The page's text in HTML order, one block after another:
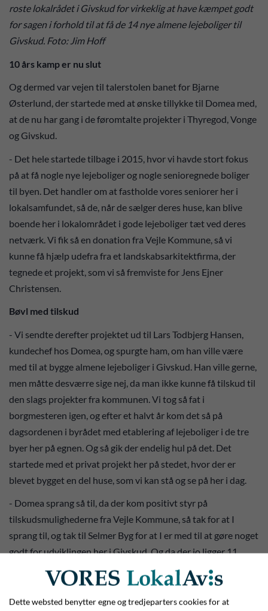
roste lokalrådet i Givskud for virkeklig at have kæmpet godt
for sagen i forhold til at få de 14 nye almene lejeboliger til
Givskud. Foto: Jim Hoff
10 års kamp er nu slut
Og dermed var vejen til talerstolen banet for Bjarne
Østerlund, der startede med at ønske tillykke til Domea med,
at de nu har gang i de føromtalte projekter i Thyregod, Vonge
og Givskud.
- Det hele startede tilbage i 2015, hvor vi havde stort fokus
på at få nogle nye lejeboliger og nogle senioregnede boliger
til byen. Det handler om at fastholde vores seniorer her i
lokalsamfundet, så de, når de sælger deres huse, kan blive
boende her i lokalområdet i gode lejeboliger tæt ved deres
netværk. Vi fik så en donation fra Vejle Kommune, så vi
kunne få hjælp udefra fra et landskabsarkitektfirma, der
tegnede et projekt, som vi så fremviste for Jens Ejner
Christensen.
Bøvl med tilskud
- Vi sendte derefter projektet ud til Lars Todbjerg Hansen,
kundechef hos Domea, og spurgte ham, om han ville være
med til at bygge almene lejeboliger i Givskud. Han ville gerne,
men måtte desværre sige nej, da man ikke kunne få tilskud til
den slags projekter fra kommunen. Vi tog så fat i
borgmesteren igen, og efter et halvt år kom det så på
dagsordenen i byrådet med etablering af lejeboliger i de tre
byer her på egnen. Og så gik der endelig hul på det. Det
startede med et privat projekt her på stedet, hvor der er
blevet bygget en del huse, som vi kan stå og se på her i dag.
- Domea sprang så til, da der kom positivt styr på
tilskudsmulighederne fra Vejle Kommune, så tak for at I
sprang til, og tak til Selmer Byg for at I er med til at gøre noget
godt for udviklingen her i Givskud. Og da der jo ligger 11
hektar herude, så er der masser af plads til flere
boligprojekter, lød det med et stort smil og glimt i øjet fra
lokalrådsformanden.
Dette websted benytter egne og tredjeparters cookies for at